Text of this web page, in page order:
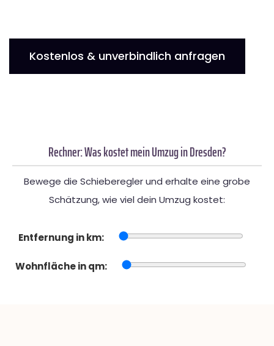
Kostenlos & unverbindlich anfragen
Rechner: Was kostet mein Umzug in Dresden?
Bewege die Schieberegler und erhalte eine grobe
Schätzung, wie viel dein Umzug kostet:
Entfernung in km:
Wohnfläche in qm: